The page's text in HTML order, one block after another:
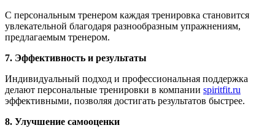
С персональным тренером каждая тренировка становится
увлекательной благодаря разнообразным упражнениям,
предлагаемым тренером.
7. Эффективность и результаты
Индивидуальный подход и профессиональная поддержка
делают персональные тренировки в компании spiritfit.ru
эффективными, позволяя достигать результатов быстрее.
8. Улучшение самооценки